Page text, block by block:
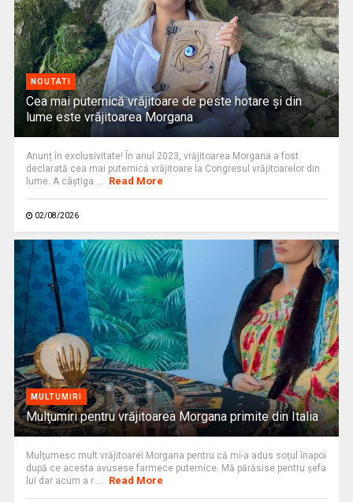
NOUTATI
Cea mai puternică vrăjitoare de peste hotare și din
lume este vrăjitoarea Morgana
Anunț în exclusivitate! În anul 2023, vrăjitoarea Morgana a fost
declarată cea mai puternică vrăjitoare la Congresul vrăjitoarelor din
lume. A câștiga ...
Read More
02/08/2026
MULTUMIRI
Mulţumiri pentru vrăjitoarea Morgana primite din Italia
Mulţumesc mult vrăjitoarei Morgana pentru că mi-a adus soţul înapoi
după ce acesta avusese farmece puternice. Mă părăsise pentru şefa
lui dar acum a r ...
Read More